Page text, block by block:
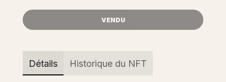
VENDU
Détails Historique du NFT